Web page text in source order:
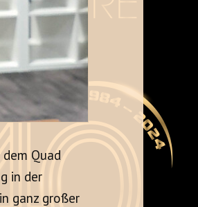
Quad
in der
ganz großer